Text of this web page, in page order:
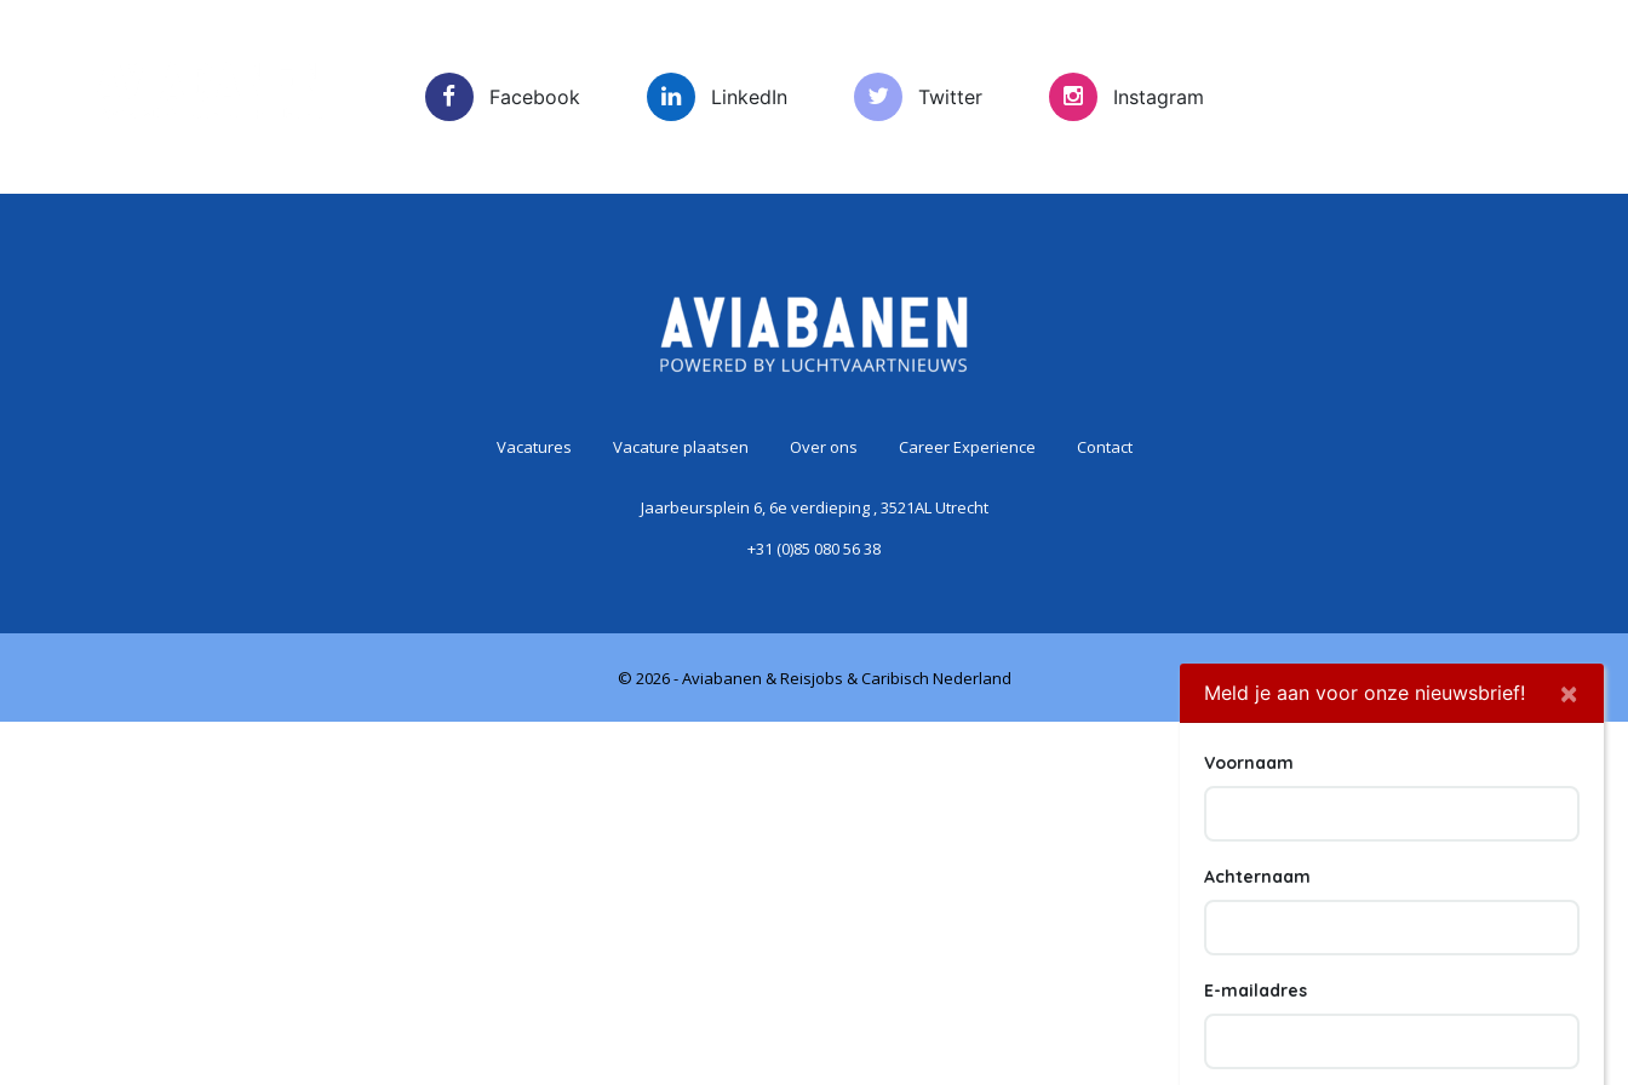
Facebook LinkedIn Twitter Instagram
Vacatures Vacature plaatsen Over ons Career Experience Contact
Jaarbeursplein 6, 6e verdieping , 3521AL Utrecht
+31 (0)85 080 56 38
© 2026 - Aviabanen & Reisjobs & Caribisch Nederland
Meld je aan voor onze nieuwsbrief! ×
Voornaam
Achternaam
E-mailadres